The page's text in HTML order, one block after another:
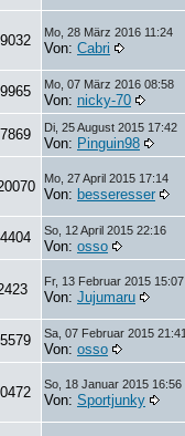
Mo, 28 März 2016 11:24
Von: Cabri
Mo, 07 März 2016 08:58
Von: nicky-70
Di, 25 August 2015 17:42
Von: Pinguin98
Mo, 27 April 2015 17:14
Von: besseresser
So, 12 April 2015 22:16
Von: osso
Fr, 13 Februar 2015 15:07
Von: Jujumaru
Sa, 07 Februar 2015 21:41
Von: osso
So, 18 Januar 2015 16:56
Von: Sportjunky